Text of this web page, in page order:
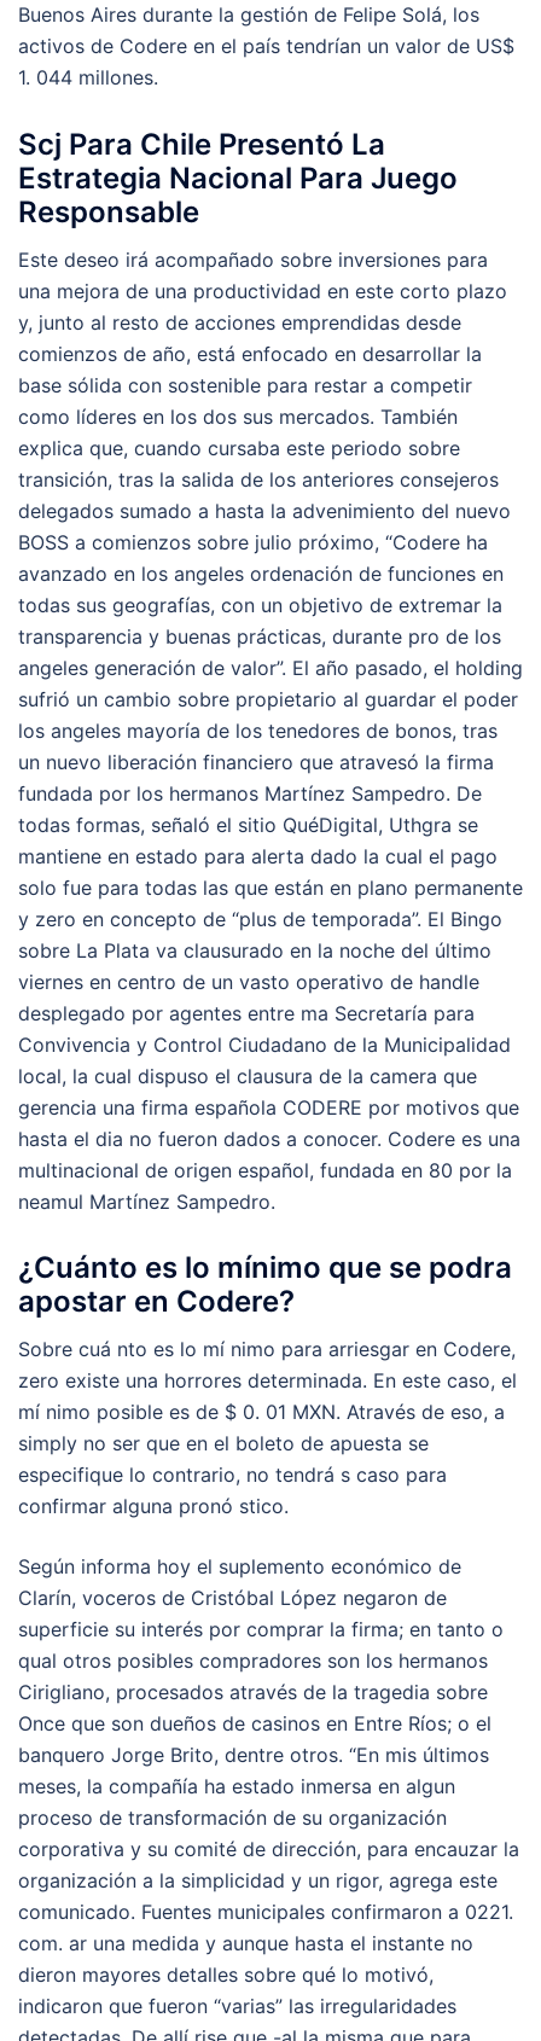
Buenos Aires durante la gestión de Felipe Solá, los
activos de Codere en el país tendrían un valor de US$
1. 044 millones.
Scj Para Chile Presentó La
Estrategia Nacional Para Juego
Responsable
Este deseo irá acompañado sobre inversiones para
una mejora de una productividad en este corto plazo
y, junto al resto de acciones emprendidas desde
comienzos de año, está enfocado en desarrollar la
base sólida con sostenible para restar a competir
como líderes en los dos sus mercados. También
explica que, cuando cursaba este periodo sobre
transición, tras la salida de los anteriores consejeros
delegados sumado a hasta la advenimiento del nuevo
BOSS a comienzos sobre julio próximo, “Codere ha
avanzado en los angeles ordenación de funciones en
todas sus geografías, con un objetivo de extremar la
transparencia y buenas prácticas, durante pro de los
angeles generación de valor”. El año pasado, el holding
sufrió un cambio sobre propietario al guardar el poder
los angeles mayoría de los tenedores de bonos, tras
un nuevo liberación financiero que atravesó la firma
fundada por los hermanos Martínez Sampedro. De
todas formas, señaló el sitio QuéDigital, Uthgra se
mantiene en estado para alerta dado la cual el pago
solo fue para todas las que están en plano permanente
y zero en concepto de “plus de temporada”. El Bingo
sobre La Plata va clausurado en la noche del último
viernes en centro de un vasto operativo de handle
desplegado por agentes entre ma Secretaría para
Convivencia y Control Ciudadano de la Municipalidad
local, la cual dispuso el clausura de la camera que
gerencia una firma española CODERE por motivos que
hasta el dia no fueron dados a conocer. Codere es una
multinacional de origen español, fundada en 80 por la
neamul Martínez Sampedro.
¿Cuánto es lo mínimo que se podra
apostar en Codere?
Sobre cuá nto es lo mí nimo para arriesgar en Codere,
zero existe una horrores determinada. En este caso, el
mí nimo posible es de $ 0. 01 MXN. Através de eso, a
simply no ser que en el boleto de apuesta se
especifique lo contrario, no tendrá s caso para
confirmar alguna pronó stico.
Según informa hoy el suplemento económico de
Clarín, voceros de Cristóbal López negaron de
superficie su interés por comprar la firma; en tanto o
qual otros posibles compradores son los hermanos
Cirigliano, procesados através de la tragedia sobre
Once que son dueños de casinos en Entre Ríos; o el
banquero Jorge Brito, dentre otros. “En mis últimos
meses, la compañía ha estado inmersa en algun
proceso de transformación de su organización
corporativa y su comité de dirección, para encauzar la
organización a la simplicidad y un rigor, agrega este
comunicado. Fuentes municipales confirmaron a 0221.
com. ar una medida y aunque hasta el instante no
dieron mayores detalles sobre qué lo motivó,
indicaron que fueron “varias” las irregularidades